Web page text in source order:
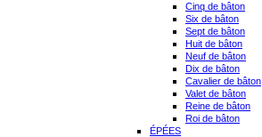
Cinq de bâton
Six de bâton
Sept de bâton
Huit de bâton
Neuf de bâton
Dix de bâton
Cavalier de bâton
Valet de bâton
Reine de bâton
Roi de bâton
ÉPÉES